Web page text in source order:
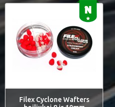
Filex Cyclone Wafters